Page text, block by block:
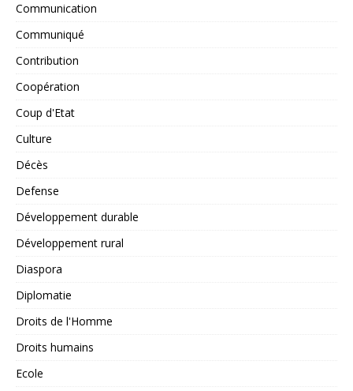
Communication
Communiqué
Contribution
Coopération
Coup d'Etat
Culture
Décès
Defense
Développement durable
Développement rural
Diaspora
Diplomatie
Droits de l'Homme
Droits humains
Ecole